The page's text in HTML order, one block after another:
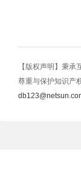
【版权声明】秉
尊重与保护知识产